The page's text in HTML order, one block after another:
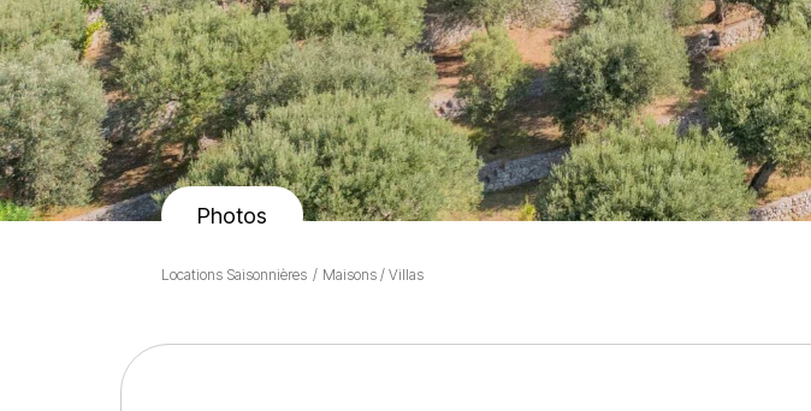
Photos
Locations Saisonnières Maisons / Villas